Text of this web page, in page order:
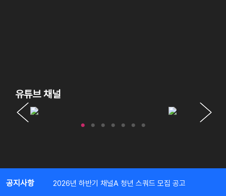
유튜브 채널
공지사항 2026년 하반기 채널A 청년 스쿼드 모집 공고